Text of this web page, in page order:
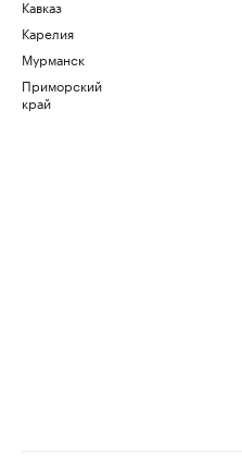
Кавказ
Карелия
Мурманск
Приморский
край